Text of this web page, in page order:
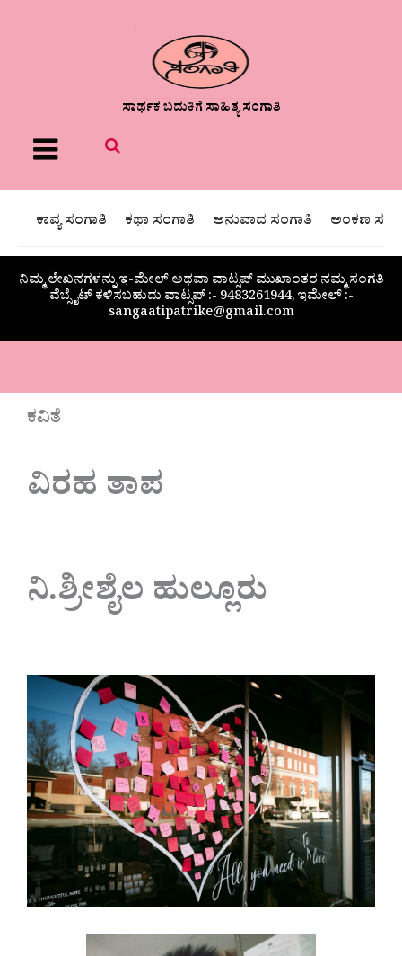
ಸಾರ್ಥಕ ಬದುಕಿಗೆ ಸಾಹಿತ್ಯ ಸಂಗಾತಿ
Menu
ಕಾವ್ಯ ಸಂಗಾತಿ ಕಥಾ ಸಂಗಾತಿ ಅನುವಾದ ಸಂಗಾತಿ ಅಂಕಣ
ನಿಮ್ಮ ಲೇಖನಗಳನ್ನು ಇ-ಮೇಲ್ ಅಥವಾ ವಾಟ್ಸಪ್ ಮುಖಾಂತರ ನಮ್ಮ ಸಂಗತಿ
ವೆಬ್ಸೈಟ್ ಕಳಿಸಬಹುದು ವಾಟ್ಸಪ್‌ :- 9483261944, ಇಮೇಲ್ :-
sangaatipatrike@gmail.com
ಕವಿತೆ
ವಿರಹ ತಾಪ
ನಿ.ಶ್ರೀಶೈಲ ಹುಲ್ಲೂರು